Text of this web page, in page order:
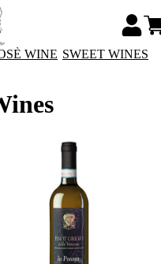
WINE SWEET WINES